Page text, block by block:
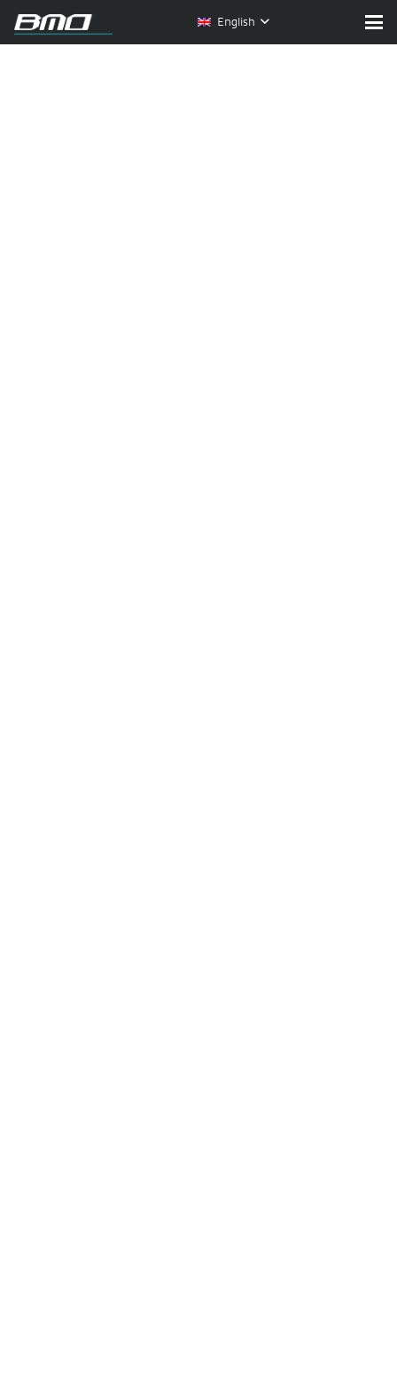
English